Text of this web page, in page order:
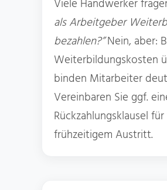
Viele Handwerker
als Arbeitgeber
bezahlen?”Nein, aber:
Weiterbildungskosten
binden Mitarbeiter
Vereinbaren Sie ggf.
Rückzahlungsklausel
frühzeitigem Austritt.